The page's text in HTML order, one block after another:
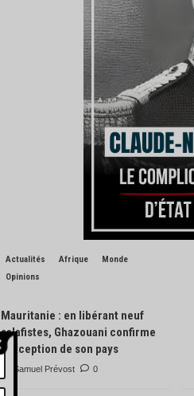
Actualités Afrique
Monde
Opinions
Mauritanie : en libérant neuf
salafistes, Ghazouani confirme
l’exception de son pays
Samuel Prévost 0